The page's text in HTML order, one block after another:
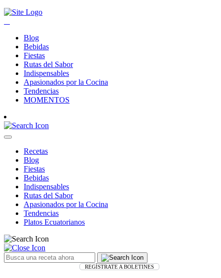
Blog
Bebidas
Fiestas
Rutas del Sabor
Indispensables
Apasionados por la Cocina
Tendencias
MOMENTOS
Recetas
Blog
Fiestas
Bebidas
Indispensables
Rutas del Sabor
Apasionados por la Cocina
Tendencias
Platos Ecuatorianos
REGÍSTRATE A BOLETINES